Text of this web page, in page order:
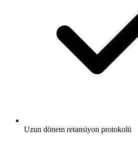
Uzun dönem retansiyon protokolü